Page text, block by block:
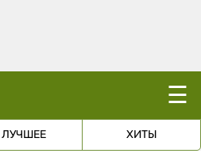
☰
ЛУЧШЕЕ ХИТЫ